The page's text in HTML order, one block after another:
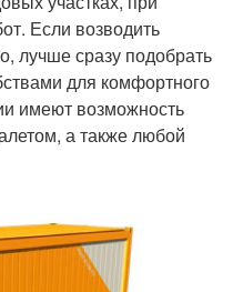
Если возводить
лучше сразу подобрать
для комфортного
имеют возможность
а также любой